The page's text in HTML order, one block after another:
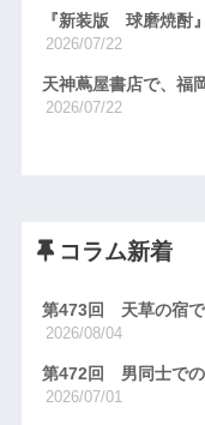
『新装版 球磨焼酎
2026/07/22
天神蔦屋書店で、福
2026/07/22
コラム新着
第473回 天草の宿で
2026/08/04
第472回 男同士で
2026/07/01